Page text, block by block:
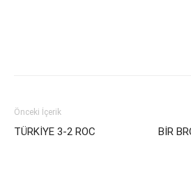
Önceki İçerik
TÜRKİYE 3-2 ROC
BİR